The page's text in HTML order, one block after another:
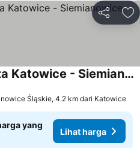
Bagikan
Hotel Diament Vacanza Katowice - Siemianowice
Śląskie, 4.2 km dari Katowice
yang
Lihat harga